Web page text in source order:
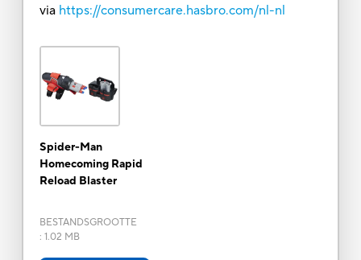
via https://consumercare.hasbro.com/nl-nl
Spider-Man
Homecoming Rapid
Reload Blaster
BESTANDSGROOTTE
: 1.02 MB